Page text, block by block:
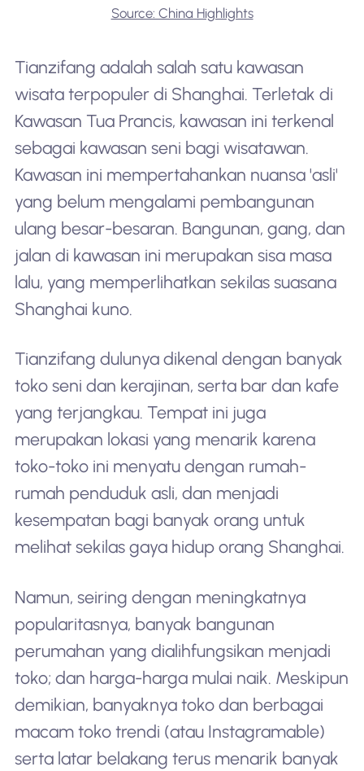
Source: China Highlights
Tianzifang adalah salah satu kawasan
wisata terpopuler di Shanghai. Terletak di
Kawasan Tua Prancis, kawasan ini terkenal
sebagai kawasan seni bagi wisatawan.
Kawasan ini mempertahankan nuansa 'asli'
yang belum mengalami pembangunan
ulang besar-besaran. Bangunan, gang, dan
jalan di kawasan ini merupakan sisa masa
lalu, yang memperlihatkan sekilas suasana
Shanghai kuno.
Tianzifang dulunya dikenal dengan banyak
toko seni dan kerajinan, serta bar dan kafe
yang terjangkau. Tempat ini juga
merupakan lokasi yang menarik karena
toko-toko ini menyatu dengan rumah-
rumah penduduk asli, dan menjadi
kesempatan bagi banyak orang untuk
melihat sekilas gaya hidup orang Shanghai.
Namun, seiring dengan meningkatnya
popularitasnya, banyak bangunan
perumahan yang dialihfungsikan menjadi
toko; dan harga-harga mulai naik. Meskipun
demikian, banyaknya toko dan berbagai
macam toko trendi (atau Instagramable)
serta latar belakang terus menarik banyak